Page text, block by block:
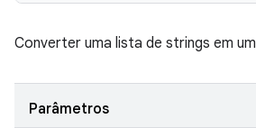
Converter uma lista de strings em um
Parâmetros